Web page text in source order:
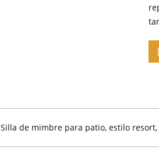
Silla de mimbre para patio, estilo